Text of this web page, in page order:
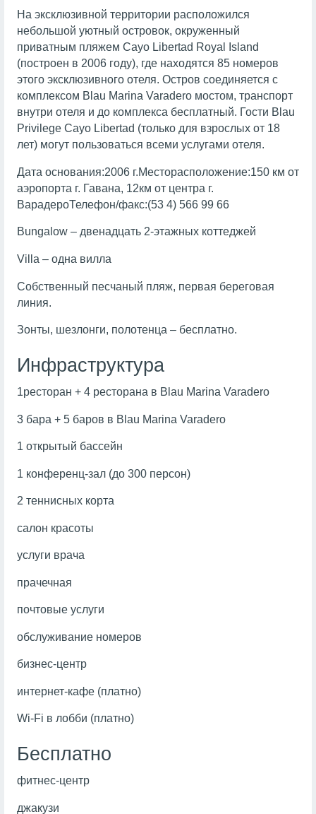
На эксклюзивной территории расположился
небольшой уютный островок, окруженный
приватным пляжем Cayo Libertad Royal Island
(построен в 2006 году), где находятся 85 номеров
этого эксклюзивного отеля. Остров соединяется с
комплексом Blau Marina Varadero мостом, транспорт
внутри отеля и до комплекса бесплатный. Гости Blau
Privilege Cayo Libertad (только для взрослых от 18
лет) могут пользоваться всеми услугами отеля.
Дата основания:2006 г.Месторасположение:150 км от
аэропорта г. Гавана, 12км от центра г.
ВарадероТелефон/факс:(53 4) 566 99 66
Bungalow – двенадцать 2-этажных коттеджей
Villa – одна вилла
Собственный песчаный пляж, первая береговая
линия.
Зонты, шезлонги, полотенца – бесплатно.
Инфраструктура
1ресторан + 4 ресторана в Blau Marina Varadero
3 бара + 5 баров в Blau Marina Varadero
1 открытый бассейн
1 конференц-зал (до 300 персон)
2 теннисных корта
салон красоты
услуги врача
прачечная
почтовые услуги
обслуживание номеров
бизнес-центр
интернет-кафе (платно)
Wi-Fi в лобби (платно)
Бесплатно
фитнес-центр
джакузи